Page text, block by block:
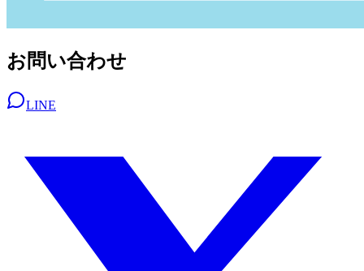
お問い合わせ
LINE